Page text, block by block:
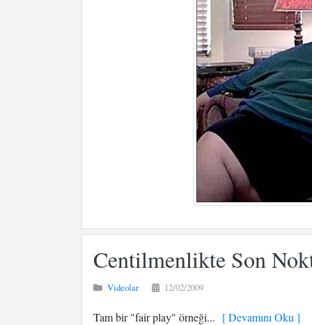
Centilmenlikte Son
Videolar 12/02/2009
Tam bir "fair play" örneği... [ Devamını Oku ]